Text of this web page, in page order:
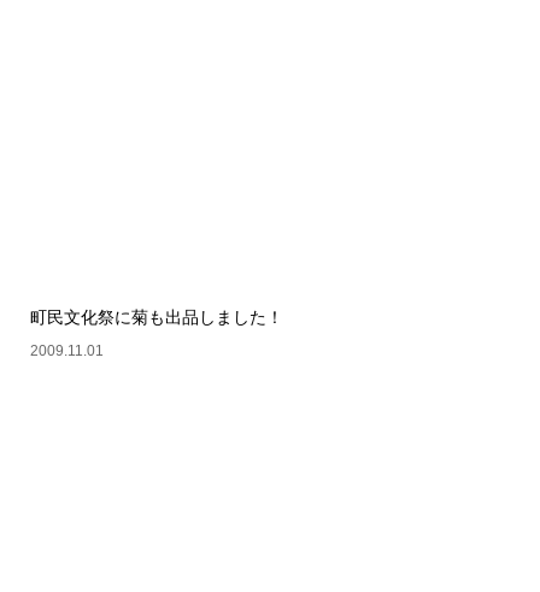
町民文化祭に菊も出品しました！
2009.11.01